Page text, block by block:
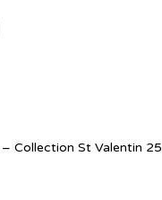
Collection St Valentin 25